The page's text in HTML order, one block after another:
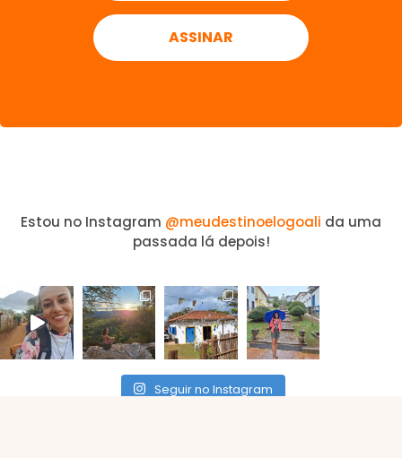
Estou no Instagram @meudestinoelogoali da uma
passada lá depois!
Seguir no Instagram